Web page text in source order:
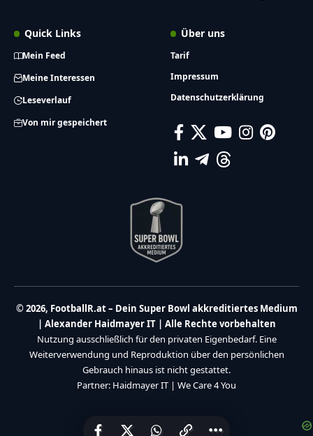
Quick Links
Mein Feed
Meine Interessen
Leseverlauf
Von mir gespeichert
Über uns
Tarif
Impressum
Datenschutzerklärung
© 2026, FootballR.at – Dein Super Bowl akkreditiertes Medium
| Alexander Haidmayer IT | Alle Rechte vorbehalten
Nutzung ausschließlich für den privaten Eigenbedarf. Eine
Weiterverwendung und Reproduktion über den persönlichen
Gebrauch hinaus ist nicht gestattet.
Partner: Haidmayer IT | We Care 4 You